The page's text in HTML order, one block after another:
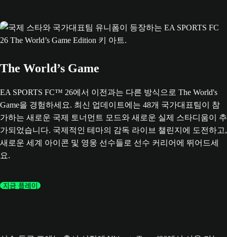
The World’s Game
EA SPORTS FC™ 26에서 이전과는 다른 방식으로 The World's
Game을 경험하세요. 최신 업데이트에는 48개 국가대표팀이 참
가하는 새로운 국제 토너먼트 모드와 새로운 실제 스타디움이 추
가되었습니다. 국제적인 테마의 감독 라이브 챌린지에 도전하고,
새로운 세계 아이콘 및 영웅 선수들로 선수 커리어에 뛰어드세
요.
지금 플레이